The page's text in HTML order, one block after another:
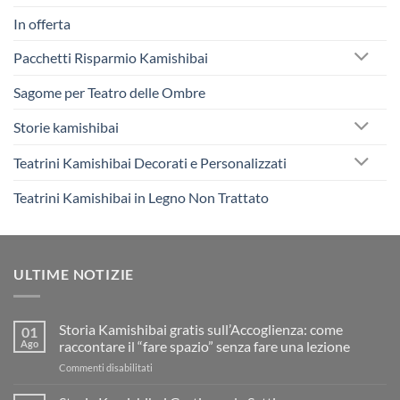
In offerta
Pacchetti Risparmio Kamishibai
Sagome per Teatro delle Ombre
Storie kamishibai
Teatrini Kamishibai Decorati e Personalizzati
Teatrini Kamishibai in Legno Non Trattato
ULTIME NOTIZIE
01
Ago
Storia Kamishibai gratis sull’Accoglienza: come
raccontare il “fare spazio” senza fare una lezione
Commenti disabilitati
Kamishibai